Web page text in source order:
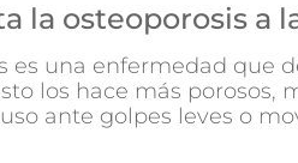
la osteoporosis a
es una enfermedad que
los hace más
ante golpes leves o